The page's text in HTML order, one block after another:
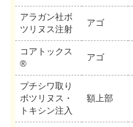
アラガン社ボ
ツリヌス注射
アゴ
コアトックス
®
アゴ
プチシワ取り
ボツリヌス・
トキシン注入
額上部